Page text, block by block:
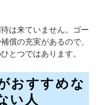
は来ていません。ゴー
償の充実があるので、
とつではあります。
おすすめな
い人